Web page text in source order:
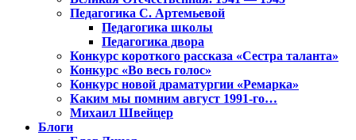
Педагогика С. Артемьевой
Педагогика школы
Педагогика двора
Конкурс короткого рассказа «Сестра таланта»
Конкурс «Во весь голос»
Конкурс новой драматургии «Ремарка»
Каким мы помним август 1991-го…
Михаил Швейцер
Блоги